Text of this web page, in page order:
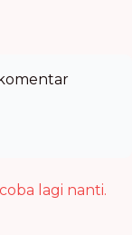
lagi nanti.